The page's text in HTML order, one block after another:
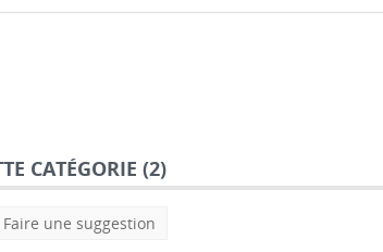
CATÉGORIE (2)
Faire une suggestion